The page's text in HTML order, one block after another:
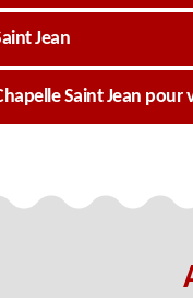
Jean
Saint Jean pour